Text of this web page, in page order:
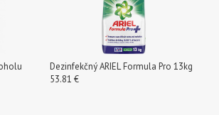
Dezinfekčný ARIEL Formula Pro 13kg
53.81 €